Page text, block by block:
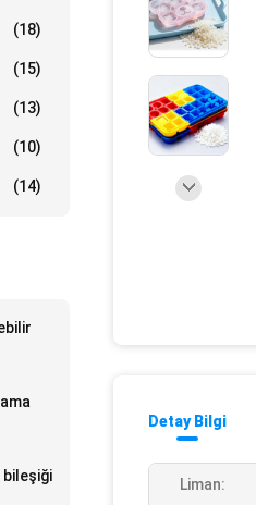
(18)
(15)
(13)
(10)
(14)
bileşiği
Detay Bilgi
Liman: